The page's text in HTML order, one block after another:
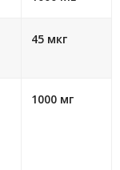
45 мкг
1000 мг